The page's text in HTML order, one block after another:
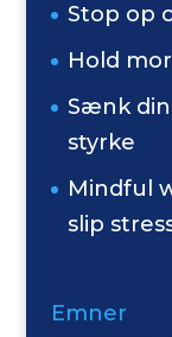
Stop op
Hold
Sænk din
styrke
Mindful
slip
Emner